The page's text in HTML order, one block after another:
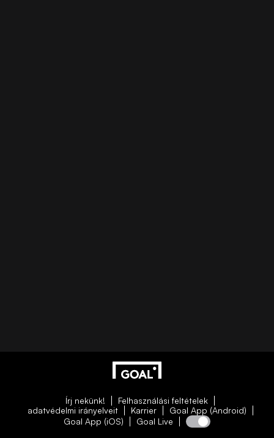
Írj nekünk!
Felhasználási feltételek
adatvédelmi irányelveit
Karrier
Goal App (Android)
Goal App (iOS)
Goal Live